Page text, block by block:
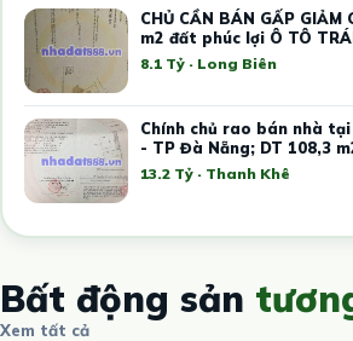
CHỦ CẦN BÁN GẤP
m2 đất phúc lợi Ô TÔ
DOANH
8.1 Tỷ · Long Biên
Chính chủ rao bán nhà tại
- TP Đà Nẵng; DT 108,3
13.2 Tỷ · Thanh Khê
Bất động sản
Xem tất cả